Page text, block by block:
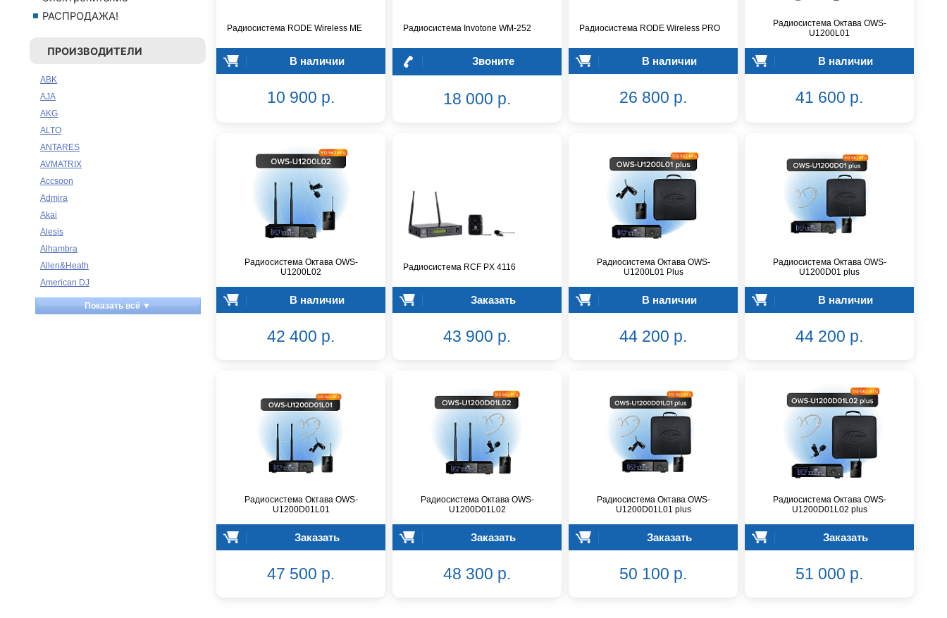
РАСПРОДАЖА!
ПРОИЗВОДИТЕЛИ
ABK
AJA
AKG
ALTO
ANTARES
AVMATRIX
Accsoon
Admira
Akai
Alesis
Alhambra
Allen&Heath
American DJ
Ampeg
Apart
Показать всё ▼
Радиосистема RODE Wireless ME
В наличии
10 900 р.
Радиосистема Invotone WM-252
Звоните
18 000 р.
Радиосистема RODE Wireless PRO
В наличии
26 800 р.
Радиосистема Октава OWS-
U1200L01
В наличии
41 600 р.
Радиосистема Октава OWS-
U1200L02
В наличии
42 400 р.
Радиосистема RCF PX 4116
Заказать
43 900 р.
Радиосистема Октава OWS-
U1200L01 Plus
В наличии
44 200 р.
Радиосистема Октава OWS-
U1200D01 plus
В наличии
44 200 р.
Радиосистема Октава OWS-
U1200D01L01
Заказать
47 500 р.
Радиосистема Октава OWS-
U1200D01L02
Заказать
48 300 р.
Радиосистема Октава OWS-
U1200D01L01 plus
Заказать
50 100 р.
Радиосистема Октава OWS-
U1200D01L02 plus
Заказать
51 000 р.